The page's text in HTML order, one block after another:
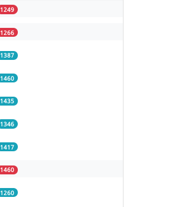
1249
1266
1387
1460
1435
1346
1417
1460
1260